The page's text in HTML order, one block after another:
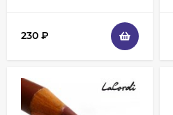
230 ₽